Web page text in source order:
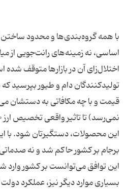
با همه گروه‌بندی‌ها و محدود
اساسی، نه زمینه‌های رانت‌جویی از
اختلال‌زای آن در بازارها متوقف
تولید‌کنندگان دام و طیور بپرسید
قیمت و با چه مکافاتی به دستشان
این محصولات، دستگیرتان شود. با
برجام بر کشور حاکم شد و نه
این توافق می‌توانست بر کشور وارد
بسیاری موارد دیگر نیز، عملکرد